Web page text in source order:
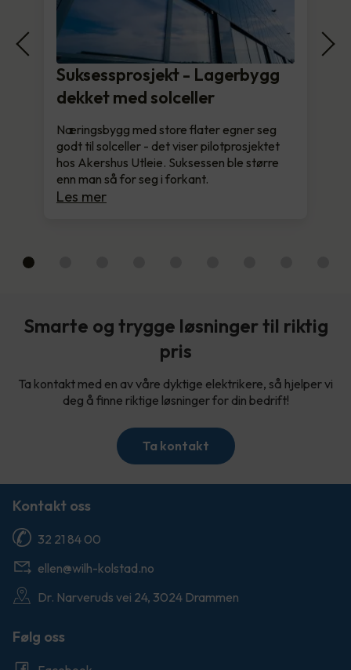
Suksessprosjekt - Lagerbygg
dekket med solceller
Næringsbygg med store flater egner seg
godt til solceller - det viser pilotprosjektet
hos Akershus Utleie. Suksessen ble større
enn man så for seg i forkant.
Les mer
Smarte og trygge løsninger til riktig
pris
Ta kontakt med en av våre dyktige elektrikere, så hjelper vi
deg å finne riktige løsninger for din bedrift!
Ta kontakt
Kontakt oss
32 21 84 00
ellen@wilh-kolstad.no
Dr. Narveruds vei 24, 3024 Drammen
Følg oss